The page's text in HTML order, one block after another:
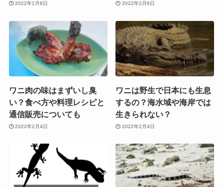
2022年2月8日 2022年2月6日
ワニ肉の味はまずいし臭
い？食べ方や料理レシピと
通信販売についても
2022年2月4日
ワニは野生で日本にも生息
するの？海水域や海岸では
生きられない？
2022年2月4日